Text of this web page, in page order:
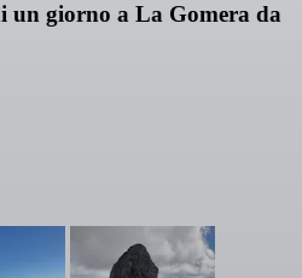
un giorno a La Gomera da